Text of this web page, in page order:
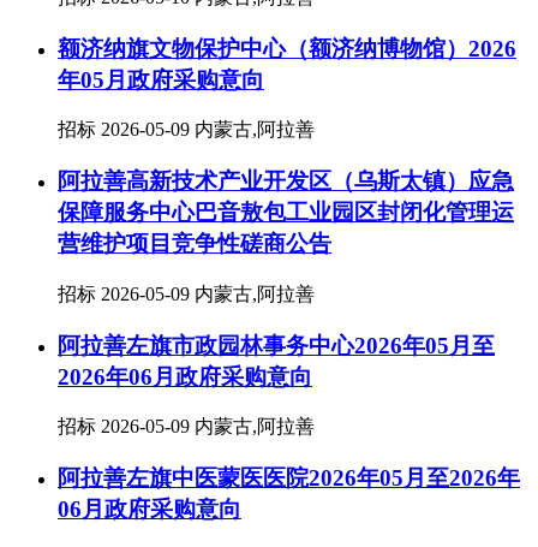
额济纳旗文物保护中心（额济纳博物馆）2026
年05月政府采购意向
招标 2026-05-09 内蒙古,阿拉善
阿拉善高新技术产业开发区（乌斯太镇）应急
保障服务中心巴音敖包工业园区封闭化管理运
营维护项目竞争性磋商公告
招标 2026-05-09 内蒙古,阿拉善
阿拉善左旗市政园林事务中心2026年05月至
2026年06月政府采购意向
招标 2026-05-09 内蒙古,阿拉善
阿拉善左旗中医蒙医医院2026年05月至2026年
06月政府采购意向